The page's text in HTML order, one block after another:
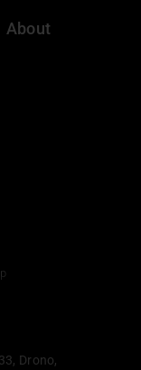
t
a
About
Drono,